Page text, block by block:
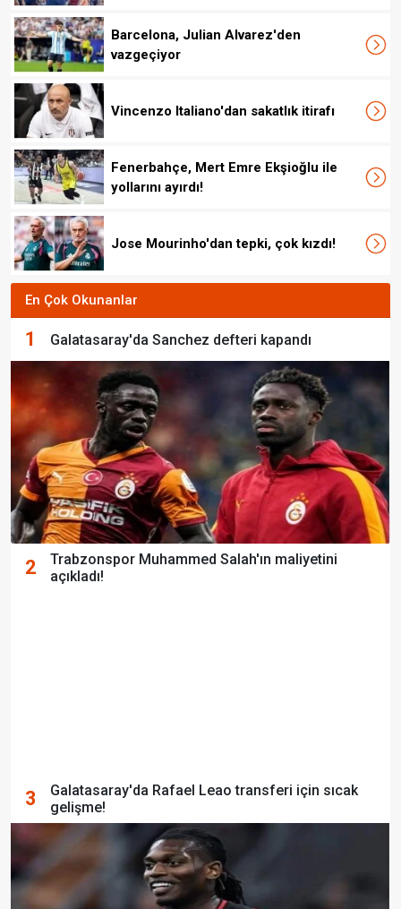
Barcelona, Julian Alvarez'den
vazgeçiyor
Vincenzo Italiano'dan sakatlık itirafı
Fenerbahçe, Mert Emre Ekşioğlu ile
yollarını ayırdı!
Jose Mourinho'dan tepki, çok kızdı!
En Çok Okunanlar
1 Galatasaray'da Sanchez defteri kapandı
2
Trabzonspor Muhammed Salah'ın maliyetini
açıkladı!
3
Galatasaray'da Rafael Leao transferi için sıcak
gelişme!